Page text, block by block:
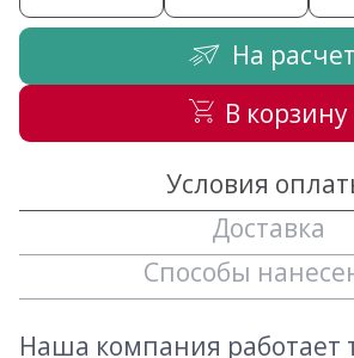
На расчет
В корзину
Условия
Доставка
Способы
Наша компания работает